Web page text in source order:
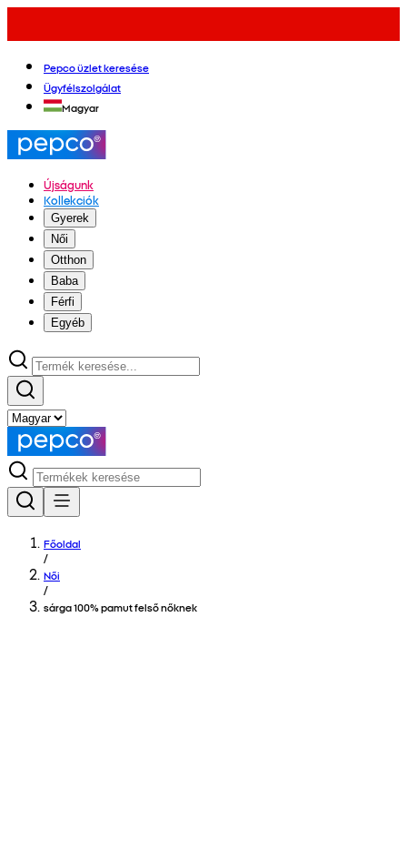
Pepco üzlet keresése
Ügyfélszolgálat
Magyar
Újságunk
Kollekciók
Gyerek
Női
Otthon
Baba
Férfi
Egyéb
Főoldal
/
Női
/
sárga 100% pamut felső nőknek